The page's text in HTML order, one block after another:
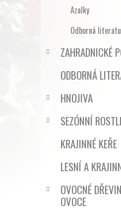
Azalky
Odborná
ZAHRADNICKÉ
ODBORNÁ
HNOJIVA
SEZÓNNÍ
KRAJINNÉ KEŘE
LESNÍ A
OVOCNÉ
OVOCE